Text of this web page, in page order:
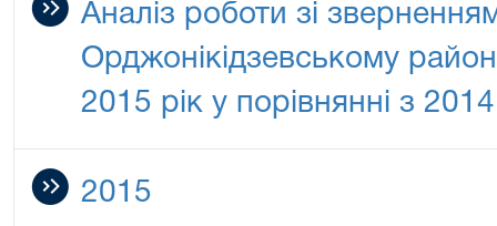
Аналіз роботи зі
Орджонікідзевському
2015 рік у порівнянні з
2015